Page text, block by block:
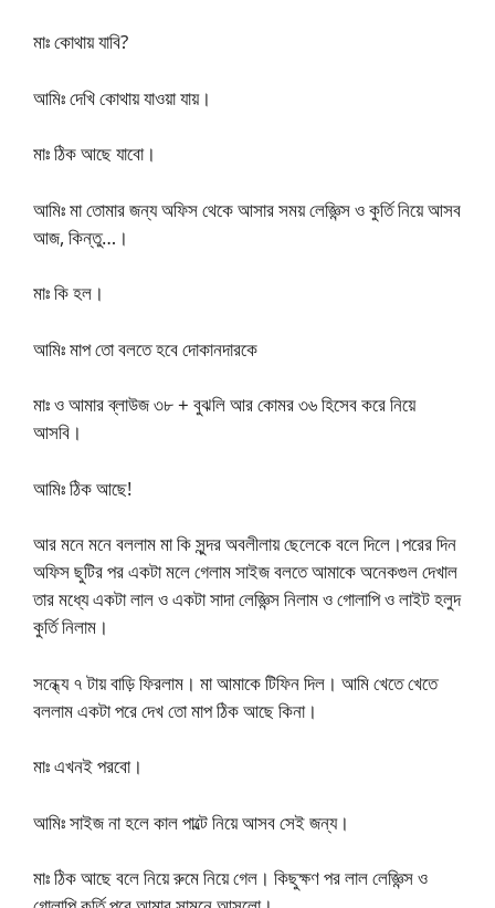
মাঃ কোথায় যাবি?
আমিঃ দেখি কোথায় যাওয়া যায়।
মাঃ ঠিক আছে যাবো।
আমিঃ মা তোমার জন্য অফিস থেকে আসার সময় লেজ্ঞিন্স ও কুর্তি নিয়ে আসব
আজ, কিন্তু…।
মাঃ কি হল।
আমিঃ মাপ তো বলতে হবে দোকানদারকে
মাঃ ও আমার ব্লাউজ ৩৮ + বুঝলি আর কোমর ৩৬ হিসেব করে নিয়ে
আসবি।
আমিঃ ঠিক আছে!
আর মনে মনে বললাম মা কি সুন্দর অবলীলায় ছেলেকে বলে দিলে।পরের দিন
অফিস ছুটির পর একটা মলে গেলাম সাইজ বলতে আমাকে অনেকগুল দেখাল
তার মধ্যে একটা লাল ও একটা সাদা লেজ্ঞিন্স নিলাম ও গোলাপি ও লাইট হলুদ
কুর্তি নিলাম।
সন্ধ্যে ৭ টায় বাড়ি ফিরলাম। মা আমাকে টিফিন দিল। আমি খেতে খেতে
বললাম একটা পরে দেখ তো মাপ ঠিক আছে কিনা।
মাঃ এখনই পরবো।
আমিঃ সাইজ না হলে কাল পাল্টে নিয়ে আসব সেই জন্য।
মাঃ ঠিক আছে বলে নিয়ে রুমে নিয়ে গেল। কিছুক্ষণ পর লাল লেজ্ঞিন্স ও